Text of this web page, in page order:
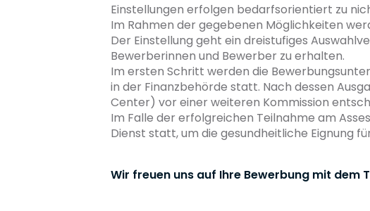
Einstellungen erfolgen bedarfsorientiert zu
Im Rahmen der gegebenen Möglichkeiten
Der Einstellung geht ein dreistufiges
Bewerberinnen und Bewerber zu erhalten.
Im ersten Schritt werden die
in der Finanzbehörde statt. Nach dessen
Center) vor einer weiteren Kommission
Im Falle der erfolgreichen Teilnahme am
Dienst statt, um die gesundheitliche Eignung
Wir freuen uns auf Ihre Bewerbung mit dem